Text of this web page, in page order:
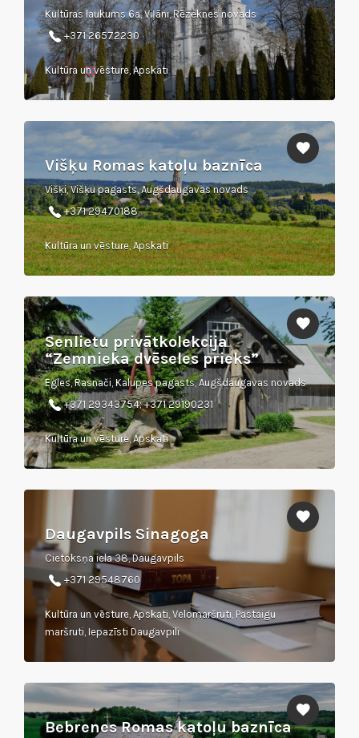
Kultūras laukums 6a, Viļāni, Rēzeknes novads
+371 26572230
Kultūra un vēsture, Apskati
Višķu Romas katoļu baznīca
Višķi, Višķu pagasts, Augšdaugavas novads
+371 29470188
Kultūra un vēsture, Apskati
Senlietu privātkolekcija
“Zemnieka dvēseles prieks”
Egles, Rasnači, Kalupes pagasts, Augšdaugavas novads
+371 29343754; +371 29190231
Kultūra un vēsture, Apskati
Daugavpils Sinagoga
Cietoksņa iela 38, Daugavpils
+371 29548760
Kultūra un vēsture, Apskati, Velomaršruti, Pastaigu
maršruti, Iepazīsti Daugavpili
Bebrenes Romas katoļu baznīca